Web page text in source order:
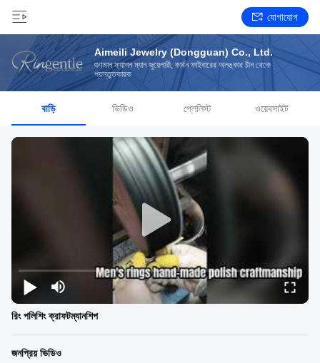
যোগাযোগ
Aimeili Jewelry (Dongguan) Co., Ltd.
গুণমান ফ্যাশন ম্যান জুয়েলারী, কার্বন ফাইবারের অলঙ্কার চীন থেকে
প্রস্তুতকারক
বাড়ি ভিডিও প্লেলিস্ট ওয়েবসাইট
রিং পলিশিং ক্রাফটম্যানশিপ
জনপ্রিয় ভিডিও